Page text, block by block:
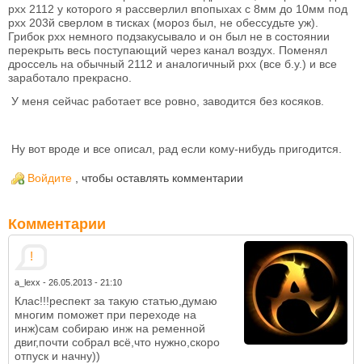
рхх 2112 у которого я рассверлил впопыхах с 8мм до 10мм под
рхх 203й сверлом в тисках (мороз был, не обессудьте уж).
Грибок рхх немного подзакусывало и он был не в состоянии
перекрыть весь поступающий через канал воздух. Поменял
дроссель на обычный 2112 и аналогичный рхх (все б.у.) и все
заработало прекрасно.
У меня сейчас работает все ровно, заводится без косяков.
Ну вот вроде и все описал, рад если кому-нибудь пригодится.
Войдите , чтобы оставлять комментарии
Комментарии
!
a_lexx - 26.05.2013 - 21:10
Клас!!!респект за такую статью,думаю
многим поможет при переходе на
инж)сам собираю инж на ременной
двиг,почти собрал всё,что нужно,скоро
отпуск и начну))